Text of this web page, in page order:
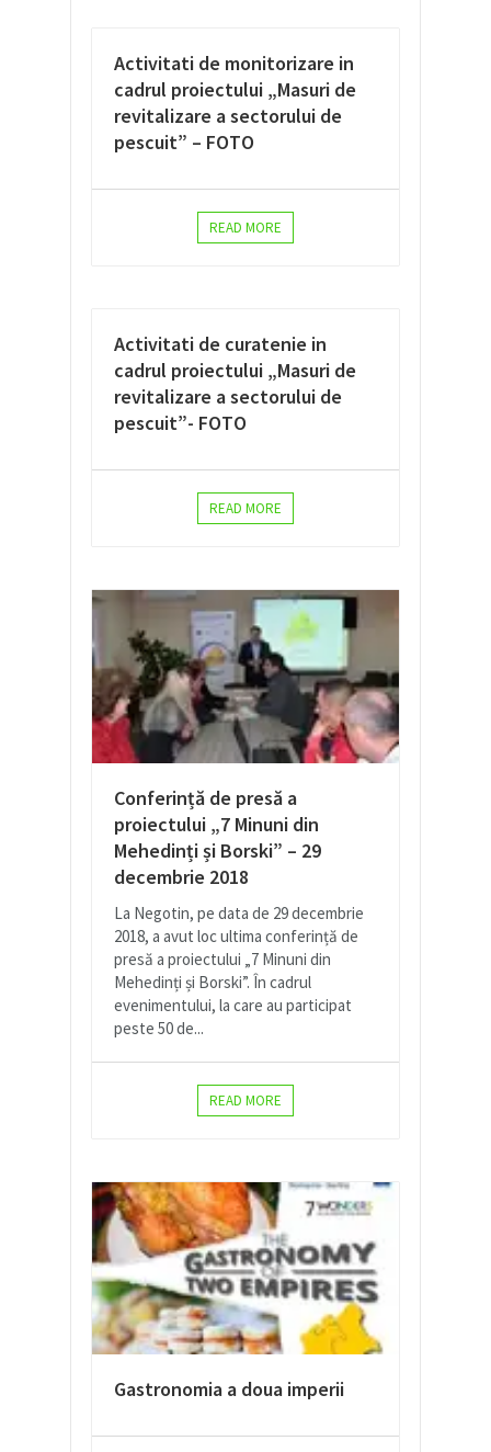
Activitati de monitorizare in
cadrul proiectului „Masuri de
revitalizare a sectorului de
pescuit” – FOTO
READ MORE
Activitati de curatenie in
cadrul proiectului „Masuri de
revitalizare a sectorului de
pescuit”- FOTO
READ MORE
Conferință de presă a
proiectului „7 Minuni din
Mehedinți și Borski” – 29
decembrie 2018
La Negotin, pe data de 29 decembrie
2018, a avut loc ultima conferință de
presă a proiectului „7 Minuni din
Mehedinți și Borski”. În cadrul
evenimentului, la care au participat
peste 50 de...
READ MORE
Gastronomia a doua imperii